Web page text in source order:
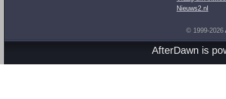
Nieuws2.nl
© 1999-2026
AfterDawn is